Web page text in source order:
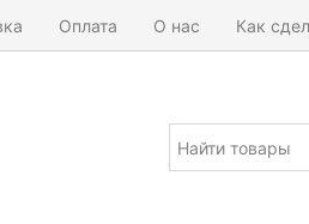
Оплата О нас Как